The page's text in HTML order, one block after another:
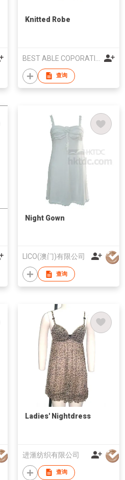
Knitted Robe
查询
Night Gown
LICO(澳门)有限公司
查询
Ladies' Nightdress
进滙纺织有限公司
查询